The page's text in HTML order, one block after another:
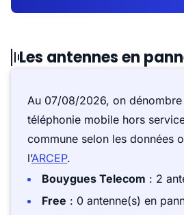
Les antennes en
Au 07/08/2026, on dénombre
téléphonie mobile hors
commune selon les données
l’ARCEP.
Bouygues Telecom : 2
Free : 0 antenne(s) en